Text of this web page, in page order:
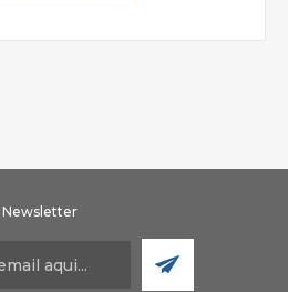
Newsletter